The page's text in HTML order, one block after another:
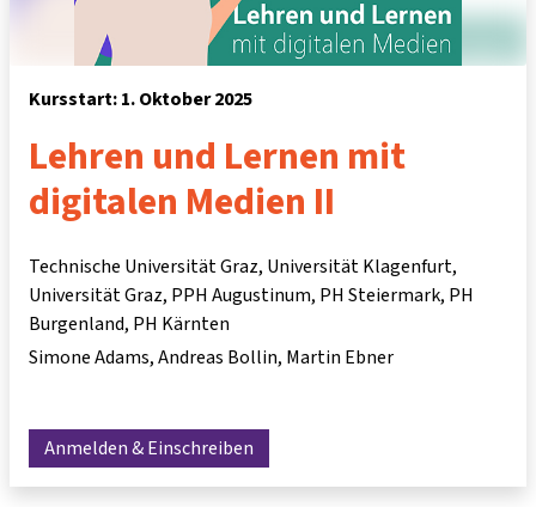
Kursstart: 1. Oktober 2025
Lehren und Lernen mit
digitalen Medien II
Technische Universität Graz, Universität Klagenfurt,
Universität Graz, PPH Augustinum, PH Steiermark, PH
Burgenland, PH Kärnten
Simone Adams Andreas Bollin Martin Ebner
Anmelden & Einschreiben